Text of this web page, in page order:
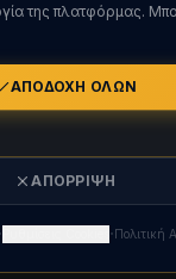
της πλατφόρμας.
ΑΠΟΔΟΧΉ ΌΛΩΝ
ΑΠΌΡΡΙΨΗ
· ·Πολιτική